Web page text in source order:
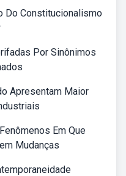
Do Constitucionalismo
Por Sinônimos
Apresentam Maior
Em Que
Mudanças